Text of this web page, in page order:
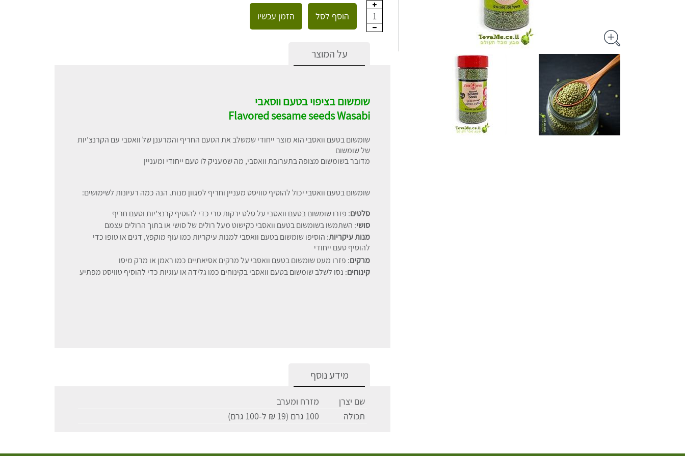
1 הוסף לסל הזמן עכשיו
על המוצר
שומשום בציפוי בטעם ווסאבי
Flavored sesame seeds Wasabi
שומשום בטעם וואסבי הוא מוצר ייחודי שמשלב את הטעם החריף והמרענן של וואסבי עם הקרנצ’יות
של שומשום
מדובר בשומשום מצופה בתערובת וואסבי, מה שמעניק לו טעם ייחודי ומעניין
שומשום בטעם וואסבי יכול להוסיף טוויסט מעניין וחריף למגוון מנות. הנה כמה רעיונות לשימושים:
סלטים: פזרו שומשום בטעם וואסבי על סלט ירקות טרי כדי להוסיף קרנצ’יות וטעם חריף
סושי: השתמשו בשומשום בטעם וואסבי כקישוט מעל רולים של סושי או בתוך הרולים עצמם
מנות עיקריות: הוסיפו שומשום בטעם וואסבי למנות עיקריות כמו עוף מוקפץ, דגים או טופו כדי
להוסיף טעם ייחודי
מרקים: פזרו מעט שומשום בטעם וואסבי על מרקים אסיאתיים כמו ראמן או מרק מיסו
קינוחים: נסו לשלב שומשום בטעם וואסבי בקינוחים כמו גלידה או עוגיות כדי להוסיף טוויסט מפתיע
מידע נוסף
שם יצרן
מזרח ומערב
תכולה
100 גרם (19 ₪ ל-100 גרם)